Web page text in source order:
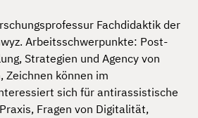
Fachdidaktik der
Arbeitsschwerpunkte: Post-
Strategien und Agency von
können im
sich für antirassistische
Fragen von Digitalität,